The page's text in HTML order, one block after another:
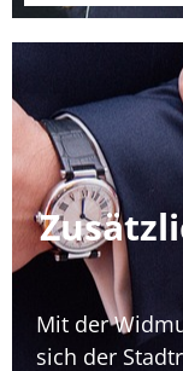
Mit der
sich der